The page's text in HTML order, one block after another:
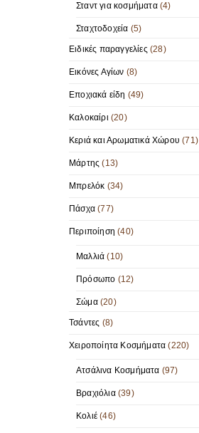
Σταντ για κοσμήματα (4)
Σταχτοδοχεία (5)
Ειδικές παραγγελίες (28)
Εικόνες Αγίων (8)
Εποχιακά είδη (49)
Καλοκαίρι (20)
Κεριά και Αρωματικά Χώρου (71)
Μάρτης (13)
Μπρελόκ (34)
Πάσχα (77)
Περιποίηση (40)
Μαλλιά (10)
Πρόσωπο (12)
Σώμα (20)
Τσάντες (8)
Χειροποίητα Κοσμήματα (220)
Ατσάλινα Κοσμήματα (97)
Βραχιόλια (39)
Κολιέ (46)